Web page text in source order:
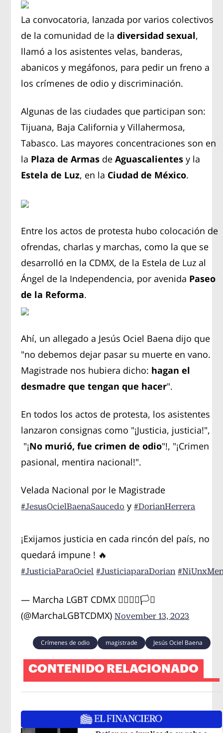
La convocatoria, lanzada por varios colectivos
de la comunidad de ladiversidad sexual,
llamó a los asistentes velas, banderas,
abanicos y megáfonos, para pedir un freno a
los crímenes de odio y discriminación.
Algunas de las ciudades que participan son:
Tijuana, Baja California y Villahermosa,
Tabasco. Las mayores concentraciones son en
la Plaza de Armas deAguascalientes y la
Estela de Luz, en la Ciudad de México.
Entre los actos de protesta hubo colocación de
ofrendas, charlas y marchas, como la que se
desarrolló en la CDMX, de la Estela de Luz al
Ángel de la Independencia, por avenida Paseo
de la Reforma.
Ahí, un allegado a Jesús Ociel Baena dijo que
"no debemos dejar pasar su muerte en vano.
Magistrade nos hubiera dicho: hagan el
desmadre que tengan que hacer".
En todos los actos de protesta, los asistentes
lanzaron consignas como "¡Justicia, justicia!",
"¡No murió, fue crimen de odio"!, "¡Crimen
pasional, mentira nacional!".
Velada Nacional por le Magistrade
#JesusOcielBaenaSaucedo y#DorianHerrera
¡Exijamos justicia en cada rincón del país, no
quedará impune ! 🔥
#JusticiaParaOciel #JusticiaparaDorian
— Marcha LGBT CDMX 🏳️‍🌈🇲🇽🏳️‍⚧️
(@MarchaLGBTCDMX)November 13, 2023
Crímenes de odio magistrade Jesús Ociel Baena
CONTENIDO RELACIONADO